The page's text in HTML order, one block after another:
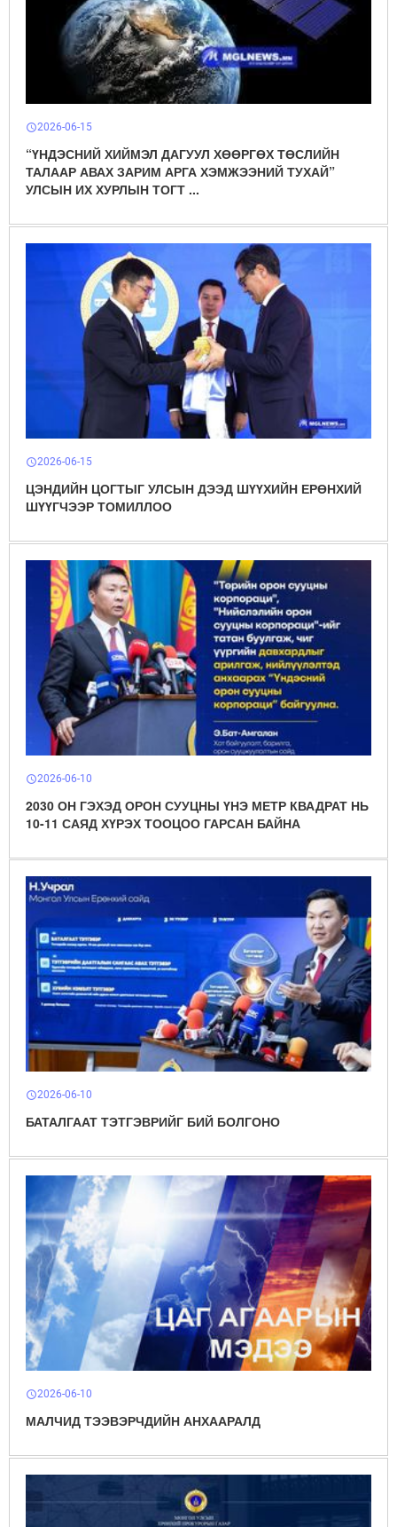
schedule2026-06-15
“ҮНДЭСНИЙ ХИЙМЭЛ ДАГУУЛ ХӨӨРГӨХ ТӨСЛИЙН
ТАЛААР АВАХ ЗАРИМ АРГА ХЭМЖЭЭНИЙ ТУХАЙ”
УЛСЫН ИХ ХУРЛЫН ТОГТ ...
schedule2026-06-15
ЦЭНДИЙН ЦОГТЫГ УЛСЫН ДЭЭД ШҮҮХИЙН ЕРӨНХИЙ
ШҮҮГЧЭЭР ТОМИЛЛОО
schedule2026-06-10
2030 ОН ГЭХЭД ОРОН СУУЦНЫ ҮНЭ МЕТР КВАДРАТ НЬ
10-11 САЯД ХҮРЭХ ТООЦОО ГАРСАН БАЙНА
schedule2026-06-10
БАТАЛГААТ ТЭТГЭВРИЙГ БИЙ БОЛГОНО
schedule2026-06-10
МАЛЧИД ТЭЭВЭРЧДИЙН АНХААРАЛД